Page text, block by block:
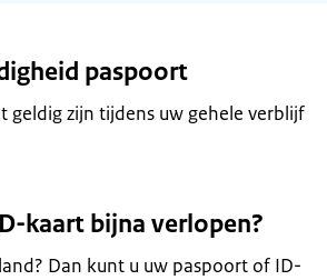
paspoort
geldig zijn tijdens uw gehele verblijf
kaart bijna verlopen?
Dan kunt u uw paspoort of ID-